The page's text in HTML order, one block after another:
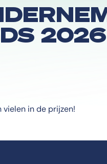
vielen in de prijzen!